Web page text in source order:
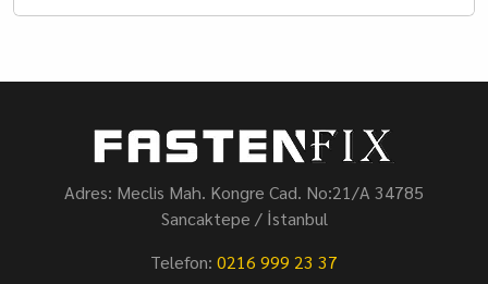
Adres: Meclis Mah. Kongre Cad. No:21/A 34785
Sancaktepe / İstanbul
Telefon: 0216 999 23 37